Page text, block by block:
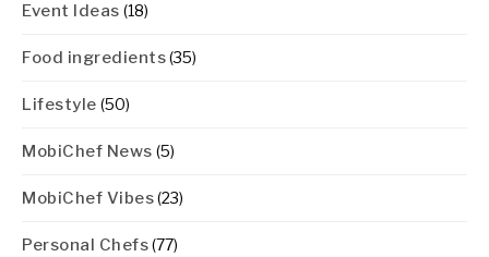
Event Ideas (18)
Food ingredients(35)
Lifestyle (50)
MobiChef News (5)
MobiChef Vibes(23)
Personal Chefs(77)